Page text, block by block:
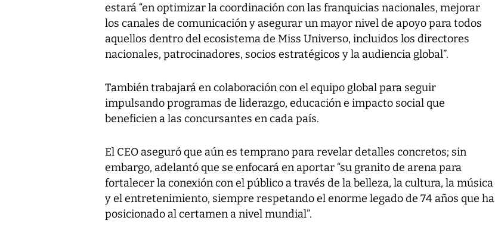
estará “en optimizar la coordinación con las franquicias nacionales, mejorar
los canales de comunicación y asegurar un mayor nivel de apoyo para todos
aquellos dentro del ecosistema de Miss Universo, incluidos los directores
nacionales, patrocinadores, socios estratégicos y la audiencia global”.
También trabajará en colaboración con el equipo global para seguir
impulsando programas de liderazgo, educación e impacto social que
beneficien a las concursantes en cada país.
El CEO aseguró que aún es temprano para revelar detalles concretos; sin
embargo, adelantó que se enfocará en aportar “su granito de arena para
fortalecer la conexión con el público a través de la belleza, la cultura, la música
y el entretenimiento, siempre respetando el enorme legado de 74 años que ha
posicionado al certamen a nivel mundial”.